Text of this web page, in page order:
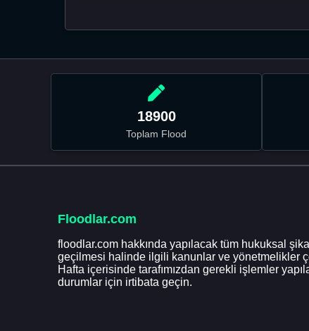
18900
Toplam Flood
Floodlar.com
floodlar.com hakkında yapılacak tüm hukuksal
geçilmesi halinde ilgili kanunlar ve yönetmelikler
Hafta içerisinde tarafımızdan gerekli işlemler
durumlar için irtibata geçin.